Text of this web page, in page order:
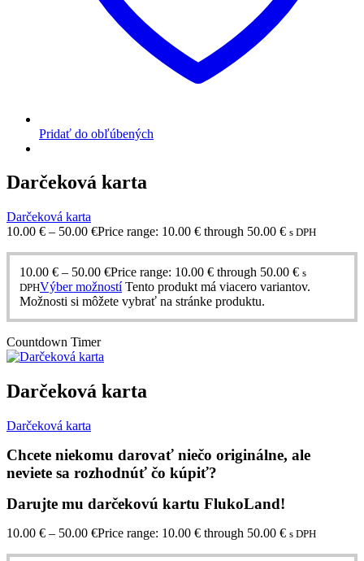
Pridať do obľúbených
Darčeková karta
Darčeková karta
10.00 € – 50.00 €Price range: 10.00 € through 50.00 € s DPH
10.00 € – 50.00 €Price range: 10.00 € through 50.00 € s
DPHVýber možností Tento produkt má viacero variantov.
Možnosti si môžete vybrať na stránke produktu.
Countdown Timer
Darčeková karta
Darčeková karta
Chcete niekomu darovať niečo originálne, ale
neviete sa rozhodnúť čo kúpiť?
Darujte mu darčekovú kartu FlukoLand!
10.00 € – 50.00 €Price range: 10.00 € through 50.00 € s DPH